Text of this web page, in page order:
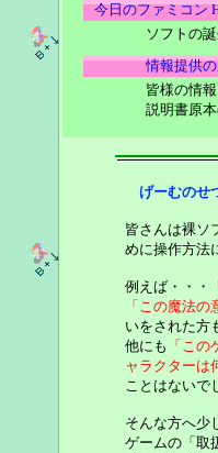
今日のファミコン
ソフトの誕生日
情報提供
皆様の情報をお
説明書原本の入
げーむのせ
皆さんは裸ソ
めに操作方法
例えば・・・
「この魔法の
いをされた方
他にも 「こ
ャラクターは
ことはないで
そんな方へ少
ゲームの「取